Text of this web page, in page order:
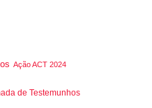
Ação ACT 2024
de Testemunhos